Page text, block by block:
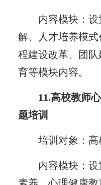
内容模块：
解、人才培养模
程建设改革、团
育等模块内容。
11.高校教师
题培训
培训对象：
内容模块：